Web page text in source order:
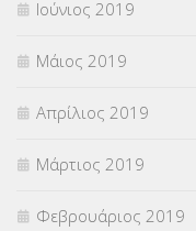
Ιούνιος 2019
Μάιος 2019
Απρίλιος 2019
Μάρτιος 2019
Φεβρουάριος 2019